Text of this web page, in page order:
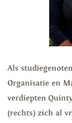
Als
Organisatie en
verdiepten
(rechts) zich al